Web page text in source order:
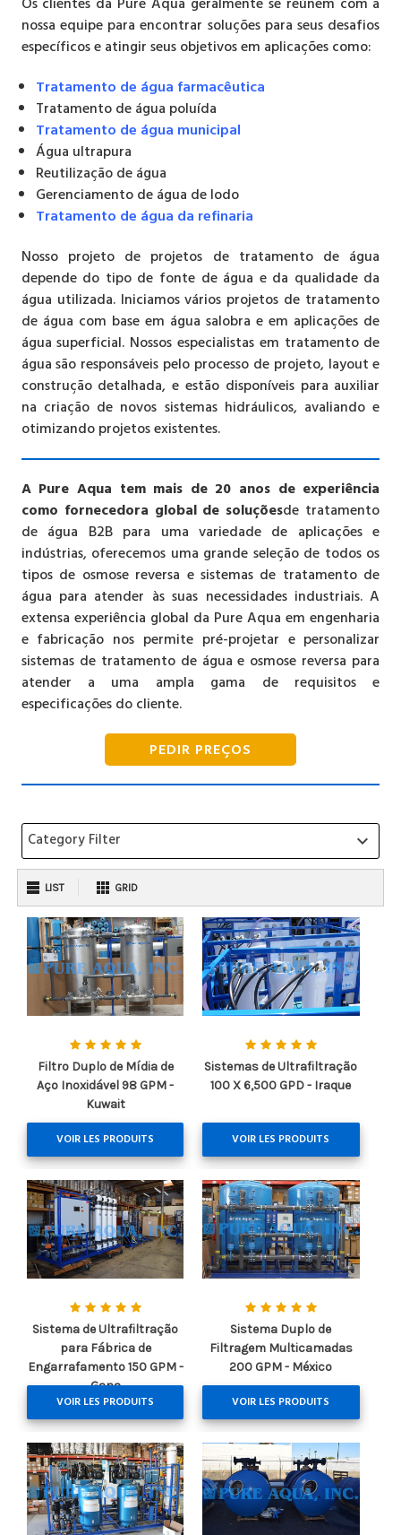
nossa equipe para encontrar soluções para seus desafios
específicos e atingir seus objetivos em aplicações como:
Tratamento de água farmacêutica
Tratamento de água poluída
Tratamento de água municipal
Água ultrapura
Reutilização de água
Gerenciamento de água de lodo
Tratamento de água da refinaria
Nosso projeto de projetos de tratamento de água
depende do tipo de fonte de água e da qualidade da
água utilizada. Iniciamos vários projetos de tratamento
de água com base em água salobra e em aplicações de
água superficial. Nossos especialistas em tratamento de
água são responsáveis ​​pelo processo de projeto, layout e
construção detalhada, e estão disponíveis para auxiliar
na criação de novos sistemas hidráulicos, avaliando e
otimizando projetos existentes.
A Pure Aqua tem mais de 20 anos de experiência
como fornecedora global de soluçõesde tratamento
de água B2B para uma variedade de aplicações e
indústrias, oferecemos uma grande seleção de todos os
tipos de osmose reversa e sistemas de tratamento de
água para atender às suas necessidades industriais. A
extensa experiência global da Pure Aqua em engenharia
e fabricação nos permite pré-projetar e personalizar
sistemas de tratamento de água e osmose reversa para
atender a uma ampla gama de requisitos e
especificações do cliente.
PEDIR PREÇOS
Category Filter keyboard_arrow_down
LIST GRID
Filtro Duplo de Mídia de
Aço Inoxidável 98 GPM -
Kuwait
VOIR LES PRODUITS
Sistemas de Ultrafiltração
100 X 6,500 GPD - Iraque
VOIR LES PRODUITS
Sistema de Ultrafiltração
para Fábrica de
Engarrafamento 150 GPM -
Gana
VOIR LES PRODUITS
Sistema Duplo de
Filtragem Multicamadas
200 GPM - México
VOIR LES PRODUITS